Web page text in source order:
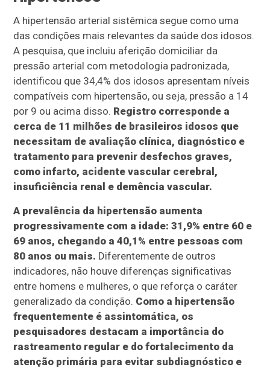
A hipertensão arterial sistêmica segue como uma
das condições mais relevantes da saúde dos idosos.
A pesquisa, que incluiu aferição domiciliar da
pressão arterial com metodologia padronizada,
identificou que 34,4% dos idosos apresentam níveis
compatíveis com hipertensão, ou seja, pressão a 14
por 9 ou acima disso. Registro corresponde a
cerca de 11 milhões de brasileiros idosos que
necessitam de avaliação clínica, diagnóstico e
tratamento para prevenir desfechos graves,
como infarto, acidente vascular cerebral,
insuficiência renal e demência vascular.
A prevalência da hipertensão aumenta
progressivamente com a idade: 31,9% entre 60 e
69 anos, chegando a 40,1% entre pessoas com
80 anos ou mais. Diferentemente de outros
indicadores, não houve diferenças significativas
entre homens e mulheres, o que reforça o caráter
generalizado da condição. Como a hipertensão
frequentemente é assintomática, os
pesquisadores destacam a importância do
rastreamento regular e do fortalecimento da
atenção primária para evitar subdiagnóstico e